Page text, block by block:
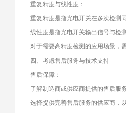
重复精度与线性度：
重复精度是指光电开关在多次检测
线性度是指光电开关输出信号与检
对于需要高精度检测的应用场景，
四、考虑售后服务与技术支持
售后保障：
了解制造商或供应商提供的售后服
选择提供完善售后服务的供应商，